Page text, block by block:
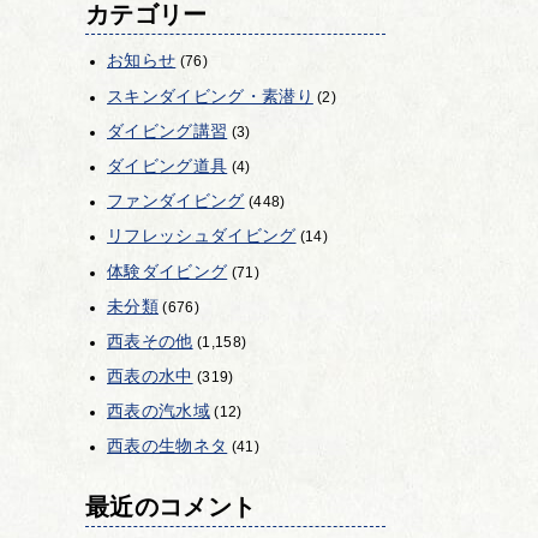
カテゴリー
お知らせ (76)
スキンダイビング・素潜り (2)
ダイビング講習 (3)
ダイビング道具 (4)
ファンダイビング (448)
リフレッシュダイビング (14)
体験ダイビング (71)
未分類(676)
西表その他 (1,158)
西表の水中 (319)
西表の汽水域(12)
西表の生物ネタ (41)
最近のコメント